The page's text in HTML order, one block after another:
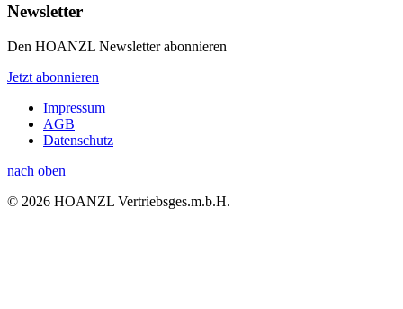
Newsletter
Den HOANZL Newsletter abonnieren
Jetzt abonnieren
Impressum
AGB
Datenschutz
nach oben
© 2026 HOANZL Vertriebsges.m.b.H.